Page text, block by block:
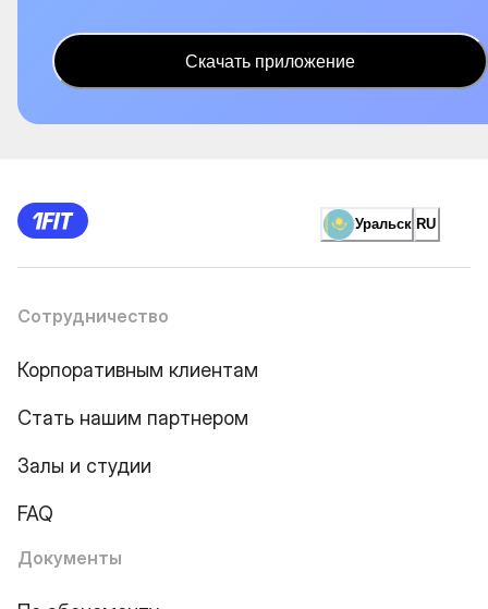
Скачать приложение
Уральск RU
Сотрудничество
Корпоративным клиентам
Стать нашим партнером
Залы и студии
FAQ
Документы